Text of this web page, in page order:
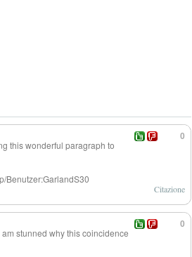
0
this wonderful paragraph to
Benutzer:GarlandS30
Citazione
0
stunned why this coincidence